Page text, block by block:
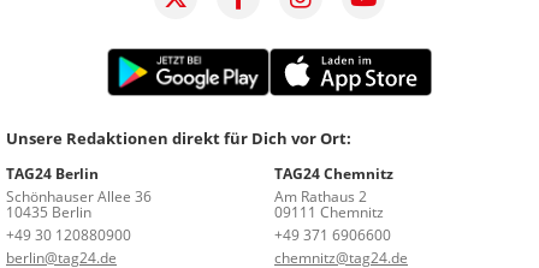
Unsere Redaktionen direkt für Dich vor Ort:
TAG24 Berlin
Schönhauser Allee 36
10435 Berlin
+49 30 120880900
berlin@tag24.de
TAG24 Chemnitz
Am Rathaus 2
09111 Chemnitz
+49 371 6906600
chemnitz@tag24.de